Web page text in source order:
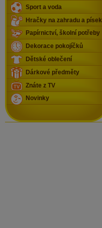
Sport a voda
Hračky na zahradu a písek
Papírnictví, školní potřeby
Dekorace pokojíčků
Dětské oblečení
Dárkové předměty
Znáte z TV
Novinky